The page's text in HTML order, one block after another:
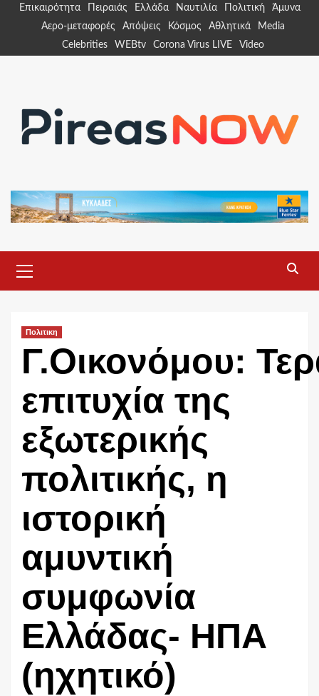
Επικαιρότητα Πειραιάς Ελλάδα Ναυτιλία Πολιτική
Άμυνα
Αερο-μεταφορές
Απόψεις Κόσμος Αθλητικά
Media
Celebrities
WEBtv Corona Virus LIVE Video
Menu
Πολιτικη
Γ.Οικονόμου:
επιτυχία της
εξωτερικής
πολιτικής, η
ιστορική
αμυντική
συμφωνία
Ελλάδας- ΗΠΑ
(ηχητικό)